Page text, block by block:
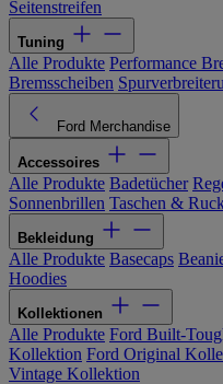
Seitenstreifen
Tuning
Alle Produkte Performance
Bremsscheiben
Ford Merchandise
Accessoires
Alle Produkte Badetücher
Sonnenbrillen Taschen &
Bekleidung
Alle Produkte Basecaps
Hoodies
Kollektionen
Alle Produkte Ford Built-
Kollektion Ford Original
Vintage Kollektion